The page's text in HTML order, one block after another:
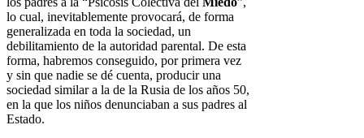
lo cual, inevitablemente provocará, de forma
generalizada en toda la sociedad, un
debilitamiento de la autoridad parental. De esta
forma, habremos conseguido, por primera vez
y sin que nadie se dé cuenta, produciruna
sociedad similar a la de la Rusia de los años 50,
en la que los niños denunciaban a sus padres al
Estado.